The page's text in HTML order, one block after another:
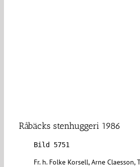
Råbäcks stenhuggeri 1986
Bild 5751
Fr. h. Folke Korsell, Arne Claesson,